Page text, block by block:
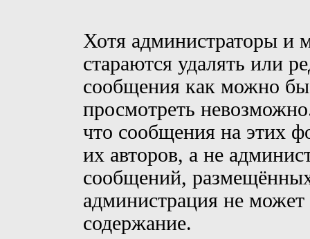
Хотя администраторы и
стараются удалять или
сообщения как можно
просмотреть
что сообщения на этих
их авторов, а не
сообщений,
администрация не может
содержание.